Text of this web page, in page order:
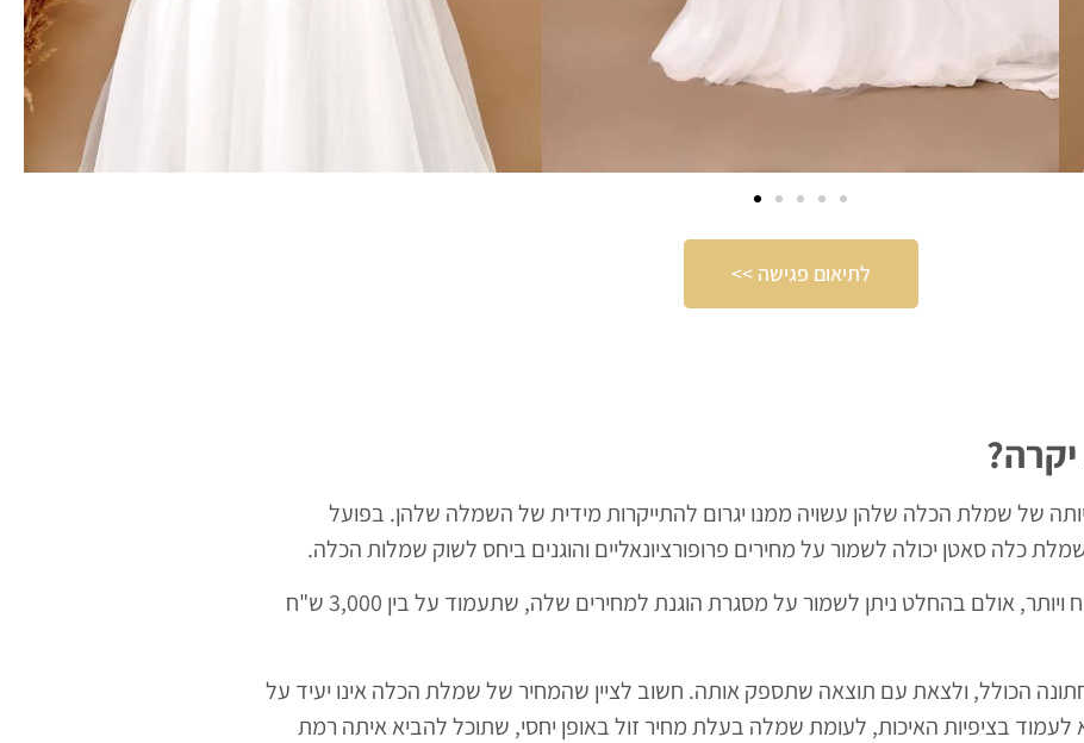
לתיאום פגישה >>
של שמלת הכלה שלהן עשויה ממנו יגרום להתייקרות מידית של השמלה שלהן. בפועל
כלה סאטן יכולה לשמור על מחירים פרופורציונאליים והוגנים ביחס לשוק שמלות הכלה.
ניתן למצוא כמובן שמלת כלה סאטן במחירים של 10,000 ש"ח ויותר, אולם בהחלט ניתן לשמור על מסגרת הוגנת למחירים שלה, שתעמוד על בין 3,000 ש"ח
הכולל, ולצאת עם תוצאה שתספק אותה. חשוב לציין שהמחיר של שמלת הכלה אינו יעיד על
בציפיות האיכות, לעומת שמלה בעלת מחיר זול באופן יחסי, שתוכל להביא איתה רמת